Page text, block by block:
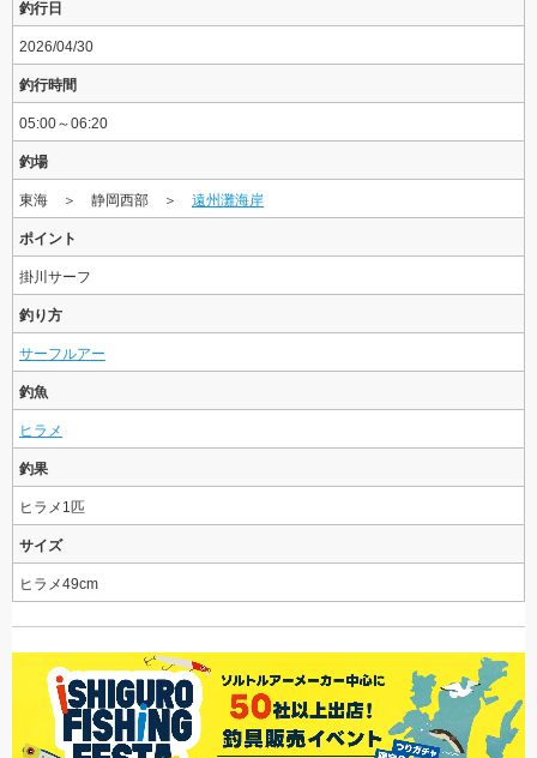
釣行日
2026/04/30
釣行時間
05:00～06:20
釣場
東海 ＞ 静岡西部 ＞ 遠州灘海岸
ポイント
掛川サーフ
釣り方
サーフルアー
釣魚
ヒラメ
釣果
ヒラメ1匹
サイズ
ヒラメ49cm